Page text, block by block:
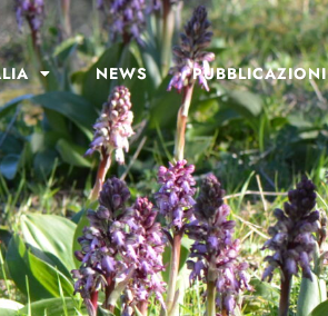
NEWS PUBBLICAZIONI